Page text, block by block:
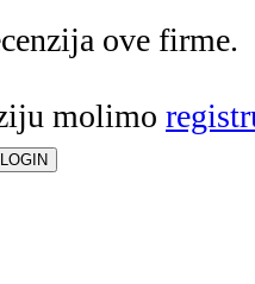
ove firme.
molimo